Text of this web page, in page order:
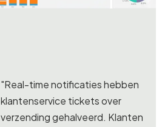
"Real-time notificaties hebben
klantenservice tickets over
verzending gehalveerd. Klanten